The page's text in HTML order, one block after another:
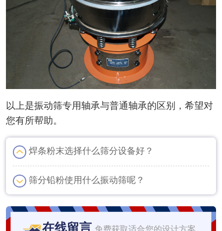
以上是振动筛专用轴承与普通轴承的区别，希望对
您有所帮助。
焊条粉末选择什么筛分设备好？
筛分铅粉使用什么振动筛呢？
在线留言